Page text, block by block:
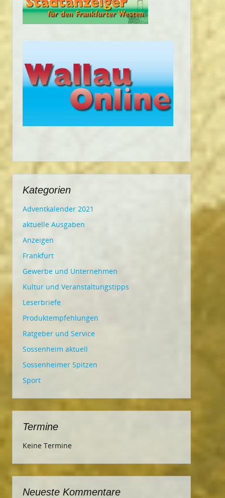
Kategorien
Adventkalender 2021
aktuelle Ausgaben
Anzeigen
Frankfurt
Gewerbe und Unternehmen
Kultur und Veranstaltungstipps
Leserbriefe
Produktempfehlungen
Ratgeber und Service
Sossenheim aktuell
Sossenheimer Spitzen
Sport
Termine
Keine Termine
Neueste Kommentare